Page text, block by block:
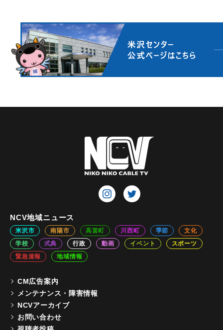
NCV地域ニュース
米沢市 南陽市 高畠町 川西町 季節
文化
学校
式典 行政 動画 イベント
スポーツ
緊急速報
地域情報
CM広告案内
メンテナンス・障害情報
NCVアーカイブ
お問い合わせ